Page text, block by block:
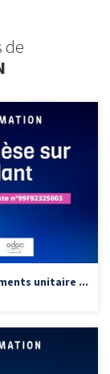
de
unitaire ...